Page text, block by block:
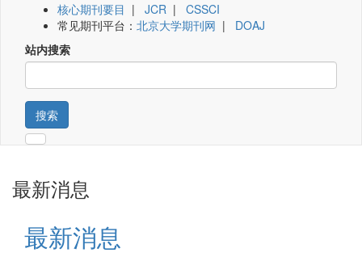
核心期刊要目 | JCR | CSSCI
常见期刊平台： 北京大学期刊网 | DOAJ
站内搜索
搜索
最新消息
最新消息